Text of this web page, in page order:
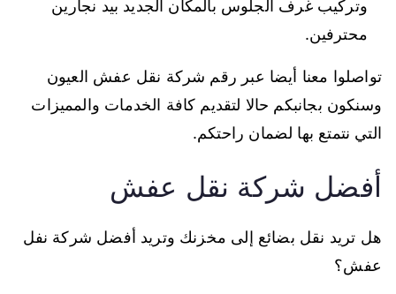
وتركيب غرف الجلوس بالمكان الجديد بيد نجارين
محترفين.
تواصلوا معنا أيضا عبر رقم شركة نقل عفش العيون
وسنكون بجانبكم حالا لتقديم كافة الخدمات والمميزات
التي نتمتع بها لضمان راحتكم.
أفضل شركة نقل عفش
هل تريد نقل بضائع إلى مخزنك وتريد أفضل شركة نفل
عفش؟